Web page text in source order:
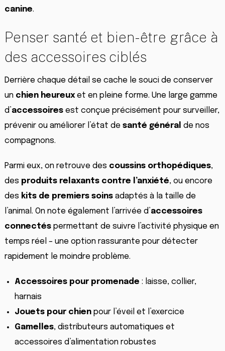
canine.
Penser santé et bien-être grâce à
des accessoires ciblés
Derrière chaque détail se cache le souci de conserver
un chien heureuxet en pleine forme. Une large gamme
d’accessoiresest conçue précisément pour surveiller,
prévenir ou améliorer l’état de santé général de nos
compagnons.
Parmi eux, on retrouve des coussins orthopédiques,
des produits relaxants contre l’anxiété, ou encore
des kits de premiers soinsadaptés à la taille de
l’animal. On note également l’arrivée d’accessoires
connectéspermettant de suivre l’activité physique en
temps réel – une option rassurante pour détecter
rapidement le moindre problème.
Accessoires pour promenade : laisse, collier,
harnais
Jouets pour chienpour l’éveil et l’exercice
Gamelles, distributeurs automatiques et
accessoires d’alimentation robustes